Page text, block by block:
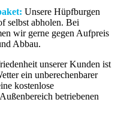
Unsere Hüpfburgen
selbst abholen. Bei
wir gerne gegen Aufpreis
Abbau.
unserer Kunden ist
ein unberechenbarer
kostenlose
betriebenen